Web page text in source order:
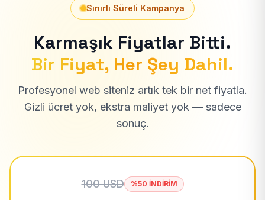
Sınırlı Süreli Kampanya
Karmaşık Fiyatlar Bitti.
Bir Fiyat, Her Şey Dahil.
Profesyonel web siteniz artık tek bir net fiyatla.
Gizli ücret yok, ekstra maliyet yok — sadece
sonuç.
100 USD %50 İNDİRİM